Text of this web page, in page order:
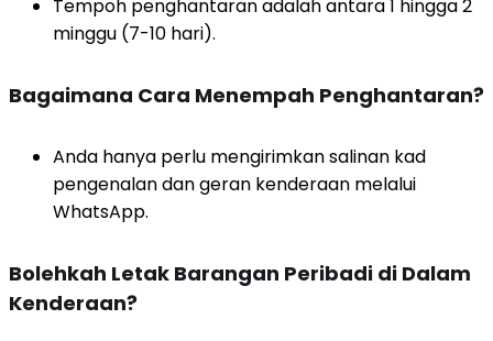
Tempoh penghantaran adalah antara 1 hingga 2
minggu (7-10 hari).
Bagaimana Cara Menempah Penghantaran?
Anda hanya perlu mengirimkan salinan kad
pengenalan dan geran kenderaan melalui
WhatsApp.
Bolehkah Letak Barangan Peribadi di Dalam
Kenderaan?